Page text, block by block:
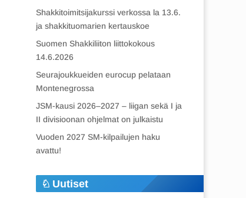
Shakkitoimitsijakurssi verkossa la 13.6.
ja shakkituomarien kertauskoe
Suomen Shakkiliiton liittokokous
14.6.2026
Seurajoukkueiden eurocup pelataan
Montenegrossa
JSM-kausi 2026–2027 – liigan sekä I ja
II divisioonan ohjelmat on julkaistu
Vuoden 2027 SM-kilpailujen haku
avattu!
Uutiset